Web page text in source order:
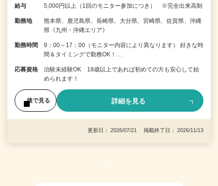
給与 5,000円以上（1回のモニター参加につき） ※完全出来高制
勤務地
熊本県、鹿児島県、長崎県、大分県、宮崎県、佐賀県、沖縄
県《九州・沖縄エリア》
勤務時間
9：00～17：00（モニター内容により異なります） 好きな時
間＆タイミングで勤務OK！…
応募資格
治験未経験OK 18歳以上であれば初めての方も安心して始
められます！
後で見る 詳細を見る
更新日： 2026/07/21 掲載終了日： 2026/11/13
1